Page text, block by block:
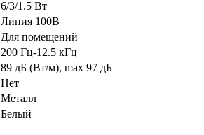
6/3/1.5 Вт
Линия 100В
Для помещений
200 Гц-12.5 кГц
89 дБ (Вт/м), max 97 дБ
Нет
Металл
Белый